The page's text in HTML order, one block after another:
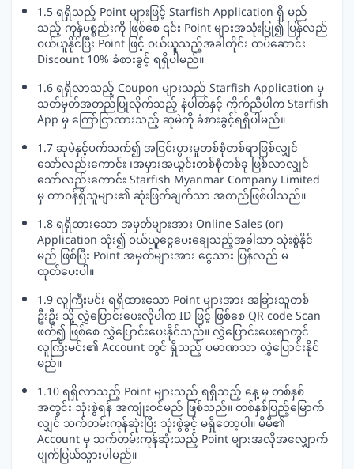
1.5 ရရှိသည့် Point များဖြင့် Starfish Application ရှိ မည်
သည့် ကုန်ပစ္စည်းကို ဖြစ်စေ ၎င်း Point များအသုံးပြု၍ ပြန်လည်
ဝယ်ယူနိုင်ပြီး Point ဖြင့် ဝယ်ယူသည့်အခါတိုင်း ထပ်ဆောင်း
Discount 10% ခံစားခွင့် ရရှိပါမည်။
1.6 ရရှိလာသည့် Coupon များသည် Starfish Application မှ
သတ်မှတ်အတည်ပြုလိုက်သည့် နံပါတ်နှင့် ကိုက်ညီပါက Starfish
App မှ ကြော်ငြာထားသည့် ဆုမဲကို ခံစားခွင့်ရရှိပါမည်။
1.7 ဆုမဲနှင့်ပက်သက်၍ အငြင်းပွားမှုတစ်စုံတစ်ရာဖြစ်လျှင်
သော်လည်းကောင်း ၊အမှားအယွင်းတစ်စုံတစ်ခု ဖြစ်လာလျှင်
သော်လည်းကောင်း Starfish Myanmar Company Limited
မှ တာဝန်ရှိသူများ၏ ဆုံးဖြတ်ချက်သာ အတည်ဖြစ်ပါသည်။
1.8 ရရှိထားသော အမှတ်များအား Online Sales (or)
Application သုံး၍ ဝယ်ယူငွေပေးချေသည့်အခါသာ သုံးစွဲနိုင်
မည် ဖြစ်ပြီး Point အမှတ်များအား ငွေသား ပြန်လည် မ
ထုတ်ပေးပါ။
1.9 လူကြီးမင်း ရရှိထားသော Point များအား အခြားသူတစ်
ဦးဦး သို့ လွှဲပြောင်းပေးလိုပါက ID ဖြင့် ဖြစ်စေ QR code Scan
ဖတ်၍ ဖြစ်စေ လွှဲပြောင်းပေးနိုင်သည်။ လွှဲပြောင်းပေးရာတွင်
လူကြီးမင်း၏ Account တွင် ရှိသည့် ပမာဏသာ လွှဲပြောင်းနိုင်
မည်။
1.10 ရရှိလာသည့် Point များသည် ရရှိသည့် နေ့ မှ တစ်နှစ်
အတွင်း သုံးစွဲရန် အကျုံးဝင်မည် ဖြစ်သည်။ တစ်နှစ်ပြည့်မြောက်
လျှင် သက်တမ်းကုန်ဆုံးပြီး သုံးစွဲခွင့် မရှိတော့ပါ။ မိမိ၏
Account မှ သက်တမ်းကုန်ဆုံးသည့် Point များအလိုအလျှောက်
ပျက်ပြယ်သွားပါမည်။